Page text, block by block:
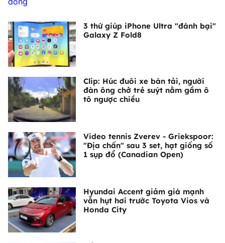
3 thứ giúp iPhone Ultra "đánh bại"
Galaxy Z Fold8
Clip: Húc đuôi xe bán tải, người
đàn ông chở trẻ suýt nằm gầm ô
tô ngược chiều
Video tennis Zverev - Griekspoor:
"Địa chấn" sau 3 set, hạt giống số
1 sụp đổ (Canadian Open)
Hyundai Accent giảm giá mạnh
vẫn hụt hơi trước Toyota Vios và
Honda City